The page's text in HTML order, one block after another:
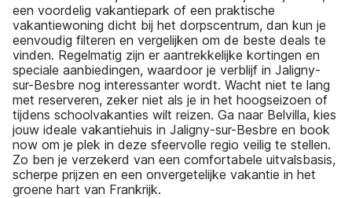
een voordelig vakantiepark of een praktische
vakantiewoning dicht bij het dorpscentrum, dan kun je
eenvoudig filteren en vergelijken om de beste deals te
vinden. Regelmatig zijn er aantrekkelijke kortingen en
speciale aanbiedingen, waardoor je verblijf in Jaligny-
sur-Besbre nog interessanter wordt. Wacht niet te lang
met reserveren, zeker niet als je in het hoogseizoen of
tijdens schoolvakanties wilt reizen. Ga naar Belvilla, kies
jouw ideale vakantiehuis in Jaligny-sur-Besbre en book
now om je plek in deze sfeervolle regio veilig te stellen.
Zo ben je verzekerd van een comfortabele uitvalsbasis,
scherpe prijzen en een onvergetelijke vakantie in het
groene hart van Frankrijk.